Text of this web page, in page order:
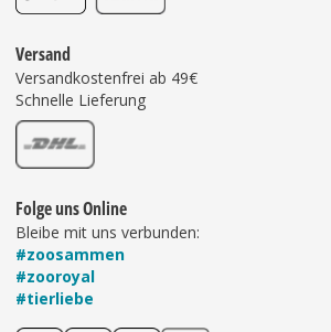
Versand
Versandkostenfrei ab 49€
Schnelle Lieferung
Folge uns Online
Bleibe mit uns verbunden:
#zoosammen
#zooroyal
#tierliebe